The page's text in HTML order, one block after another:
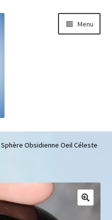
Menu
Sphère Obsidienne Oeil Céleste